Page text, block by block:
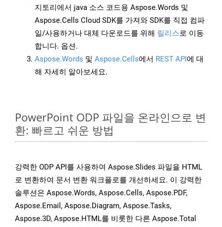
지토리에서 java 소스 코드용 Aspose.Words 및
Aspose.Cells Cloud SDK를 가져와 SDK를 직접 컴파
일/사용하거나 대체 다운로드를 위해 릴리스로 이동
합니다. 옵션.
Aspose.Words 및 Aspose.Cells에서 REST API에 대
해 자세히 알아보세요.
PowerPoint ODP 파일을 온라인으로 변
환: 빠르고 쉬운 방법
강력한 ODP API를 사용하여 Aspose.Slides 파일을 HTML
로 변환하여 문서 변환 워크플로를 개선하세요. 이 강력한
솔루션은 Aspose.Words, Aspose.Cells, Aspose.PDF,
Aspose.Email, Aspose.Diagram, Aspose.Tasks,
Aspose.3D, Aspose.HTML를 비롯한 다른 Aspose.Total